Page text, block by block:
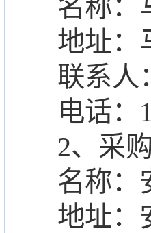
名称：
地址：
联系人
电话：
2、采
名称：
地址：